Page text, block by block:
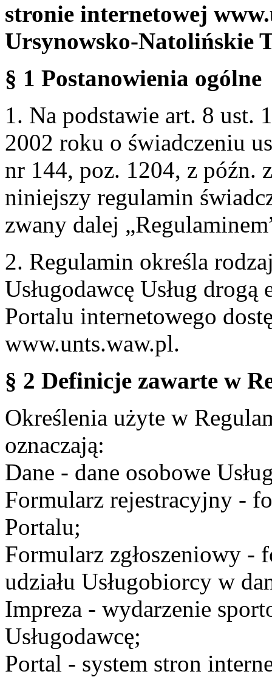
stronie internetowej
Ursynowsko-Natolińskie
§ 1 Postanowienia ogólne
1. Na podstawie art. 8 ust.
2002 roku o świadczeniu
nr 144, poz. 1204, z późn.
niniejszy regulamin
zwany dalej
2. Regulamin określa
Usługodawcę Usług
Portalu internetowego
www.unts.waw.pl.
§ 2 Definicje zawarte w
Określenia użyte w
oznaczają:
Dane - dane osobowe
Formularz rejestracyjny -
Portalu;
Formularz zgłoszeniowy -
udziału Usługobiorcy w
Impreza - wydarzenie
Usługodawcę;
Portal - system stron